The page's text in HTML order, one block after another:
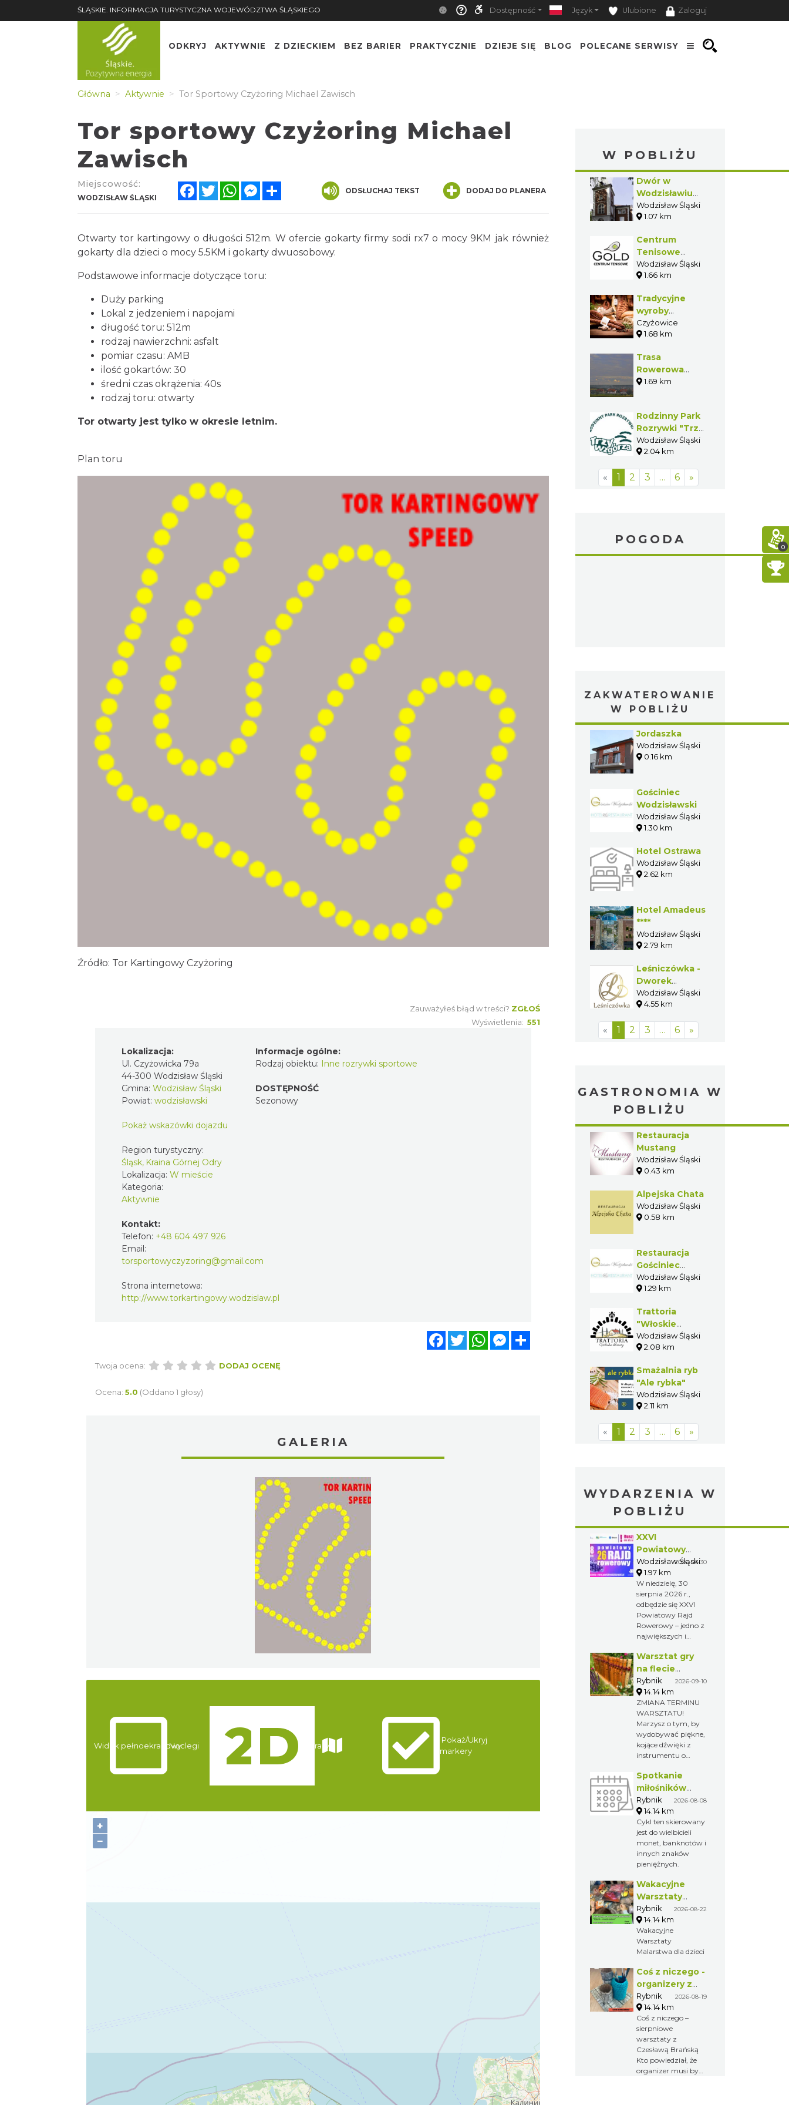
ŚLĄSKIE. INFORMACJA TURYSTYCZNA WOJEWÓDZTWA ŚLĄSKIEGO Dostępność Język Ulubione Zaloguj
ODKRYJ AKTYWNIE Z DZIECKIEM BEZ BARIER PRAKTYCZNIE DZIEJE SIĘ BLOG POLECANE SERWISY
Główna Aktywnie Tor Sportowy Czyżoring Michael Zawisch
Tor sportowy Czyżoring Michael
Zawisch
Miejscowość:
WODZISŁAW ŚLĄSKI
FacebookTwitterWhatsAppMessenger ODSŁUCHAJ TEKST DODAJ DO PLANERA
Otwarty tor kartingowy o długości 512m. W ofercie gokarty firmy sodi rx7 o mocy 9KM jak również
gokarty dla dzieci o mocy 5.5KM i gokarty dwuosobowy.
Podstawowe informacje dotyczące toru:
Duży parking
Lokal z jedzeniem i napojami
długość toru: 512m
rodzaj nawierzchni: asfalt
pomiar czasu: AMB
ilość gokartów: 30
średni czas okrążenia: 40s
rodzaj toru: otwarty
Tor otwarty jest tylko w okresie letnim.
Plan toru
Źródło: Tor Kartingowy Czyżoring
Zauważyłeś błąd w treści? ZGŁOŚ
Wyświetlenia: 551
Lokalizacja:
Ul. Czyżowicka 79a
44-300 Wodzisław Śląski
Gmina: Wodzisław Śląski
Powiat: wodzisławski
Pokaż wskazówki dojazdu
Region turystyczny:
Śląsk, Kraina Górnej Odry
Lokalizacja: W mieście
Kategoria:
Aktywnie
Kontakt:
Telefon: +48 604 497 926
Email:
torsportowyczyzoring@gmail.com
Strona internetowa:
http://www.torkartingowy.wodzislaw.pl
Informacje ogólne:
Rodzaj obiektu:
Inne rozrywki sportowe
DOSTĘPNOŚĆ
Sezonowy
FacebookTwitterWhatsAppMessenger
Twoja ocena: DODAJ OCENĘ
Ocena: 5.0 (Oddano 1 głosy)
GALERIA
+
−
Widok pełnoekranowy:Noclegi Trasy
Pokaż/Ukryj
markery
W POBLIŻU
Dwór w
Wodzisławiu
Śląskim
Jedłowniku
Wodzisław Śląski
1.07 km
Centrum
Tenisowe
GOLD
Wodzisław Śląski
1.66 km
Tradycyjne
wyroby
wędliniarskie
Czyżowice
1.68 km
Trasa
Rowerowa
Powiatu
1.69 km
Rodzinny Park
Rozrywki "Trzy
Wzgórza"
Wodzisław
Wodzisław Śląski
2.04 km
« 1 2 3 … 6 »
POGODA
ZAKWATEROWANIE
W POBLIŻU
Jordaszka
Wodzisław Śląski
0.16 km
Gościniec
Wodzisławski
Wodzisław Śląski
1.30 km
Hotel Ostrawa
Wodzisław Śląski
2.62 km
Hotel Amadeus
****
Wodzisław Śląski
2.79 km
Leśniczówka -
Dworek
Weselny
Wodzisław Śląski
4.55 km
« 1 2 3 … 6 »
GASTRONOMIA W
POBLIŻU
Restauracja
Mustang
Wodzisław Śląski
0.43 km
Alpejska Chata
Wodzisław Śląski
0.58 km
Restauracja
Gościniec
Wodzisławski
Wodzisław Śląski
1.29 km
Trattoria
"Włoskie
Klimaty"
Wodzisław Śląski
2.08 km
Smażalnia ryb
"Ale rybka"
Wodzisław Śląski
2.11 km
« 1 2 3 … 6 »
WYDARZENIA W
POBLIŻU
XXVI
Powiatowy
Rajd Rowerowy
Wodzisław Śląski
2026-08-30
1.97 km
W niedzielę, 30
sierpnia 2026 r.,
odbędzie się XXVI
Powiatowy Rajd
Rowerowy – jedno z
największych i
wybieranych
wydarzeń
rekreacyjnych w
regionie. Tegoroczna
edycja rozpocznie
się w Wodzisławiu
Śląskim, a zakończy
w Gminie Gorzyce,
gdzie na
uczestników czekać
Rowerowy z
licznymi atrakcjami.
Warsztat gry
na flecie
indiańskim –
pierwsze kroki
w świecie
melodii
Rybnik 2026-09-10
14.14 km
ZMIANA TERMINU
WARSZTATU!
Marzysz o tym, by
wydobywać piękne,
kojące dźwięki z
instrumentu o
brzmieniu? A może
po prostu chcesz
spróbować czegoś
nowego i
odprężającego?
Zapraszamy na
wyjątkowy warsztat
gry na flecie
indiańskim –
i dostępny dla
każdego, nawet bez
doświadczenia
muzycznego.
Spotkanie
miłośników
numizmatów
Rybnik 2026-08-08
14.14 km
Cykl ten skierowany
jest do wielbicieli
monet, banknotów i
innych znaków
pieniężnych.
Wakacyjne
Warsztaty
Malarskie
"Rybnik -
miasto zieleni"
Rybnik 2026-08-22
14.14 km
Wakacyjne
Warsztaty
Malarstwa dla dzieci
Coś z niczego -
organizery z
tektury, z
makramy...
Rybnik 2026-08-19
14.14 km
Coś z niczego –
sierpniowe
warsztaty z
Czesławą Brańską
Kto powiedział, że
organizer musi być
0